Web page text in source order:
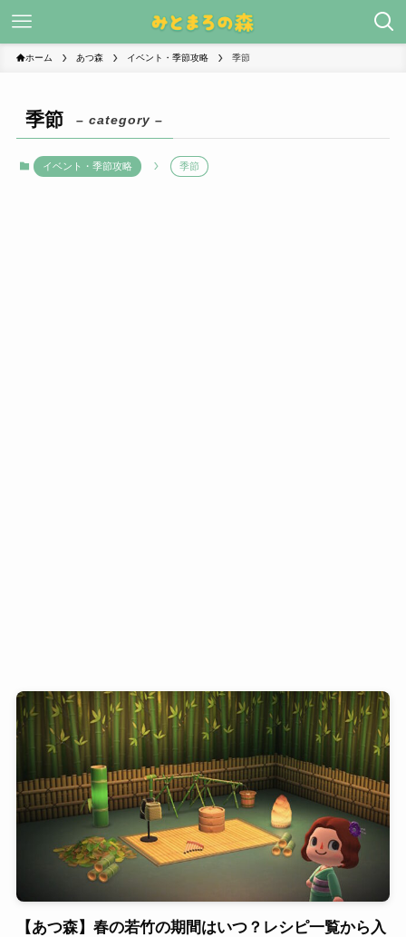
ホーム あつ森 イベント・季節攻略 季節
季節 – category –
イベント・季節攻略 季節
【あつ森】春の若竹の期間はいつ？レシピ一覧から入